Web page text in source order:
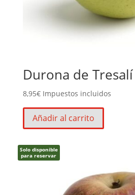
Durona de Tresalí
8,95€ Impuestos incluidos
Añadir al carrito
Solo disponible
para reservar